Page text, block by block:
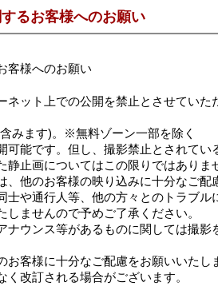
るお客様へのお願い
客様へのお願い
ネット上での公開を禁止とさせていた
みます)。※無料ゾーン一部を除く
可能です。但し、撮影禁止とされてい
静止画についてはこの限りではありま
、他のお客様の映り込みに十分なご配
士や通行人等、他の方々とのトラブル
しませんので予めご了承ください。
ナウンス等があるものに関しては撮影
お客様に十分なご配慮をお願いいたし
改訂される場合がございます。